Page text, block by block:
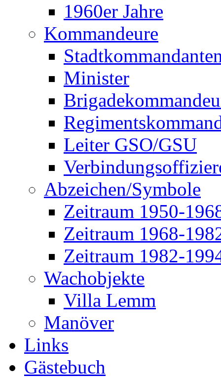
1960er Jahre
Kommandeure
Minister
Leiter GSO/GSU
Abzeichen/Symbole
Zeitraum 1950-
Zeitraum 1968-
Zeitraum 1982-
Wachobjekte
Villa Lemm
Manöver
Links
Gästebuch